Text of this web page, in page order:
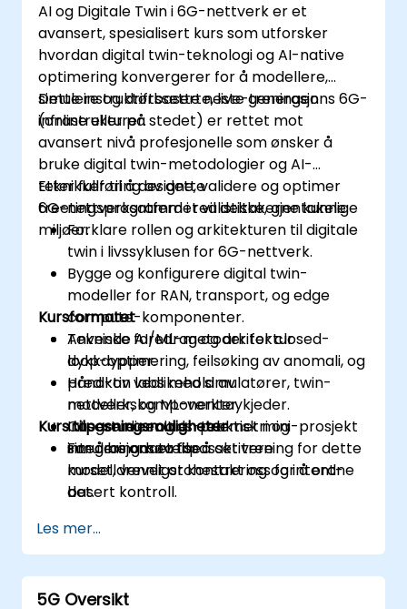
AI og Digitale Twin i 6G-nettverk er et
avansert, spesialisert kurs som utforsker
hvordan digital twin-teknologi og AI-native
optimering konvergerer for å modellere,
simulere og driftssette neste generasjons 6G-
infrastrukturer.
Dette instruktørbaserte, live-treningen
(online eller på stedet) er rettet mot
avansert nivå profesjonelle som ønsker å
bruke digital twin-metodologier og AI-
teknikker til å designe, validere og optimer
6G-nettverksatferd i realistiske, gjentakelige
miljøer.
Etter fullføring av dette
treetingsprogrammet vil deltakerne kunne:
Forklare rollen og arkitekturen til digitale
twin i livssyklusen for 6G-nettverk.
Bygge og konfigurere digital twin-
modeller for RAN, transport, og edge
compute-komponenter.
Anvende AI/ML-metoder for closed-
loop-optimering, feilsøking av anomali, og
prediktiv vedlikehold av
nettverkskomponenter.
Integrere realtids-telemetri og
simuleringdata for å aktivere
modelldrevet orchestrering og intent-
basert kontroll.
verifikasjonsarbeidsganger ved hjelp av
co-simulering, emulering, og digital twin-
testbeds.
Kursformatet
Tekniske foredrag og arkitektur
dykkdypper.
Hånd-on labs med simulatører, twin-
modeller, og ML-verktøykjeder.
Casestudier og en praktisk mini-prosjekt
integrasjonsøvelse.
Kurs tilpasningsmuligheter
For å be om et tilpasset trening for dette
kurset, vennligst kontakt oss for å ordne
det.
Les mer...
5G Oversikt